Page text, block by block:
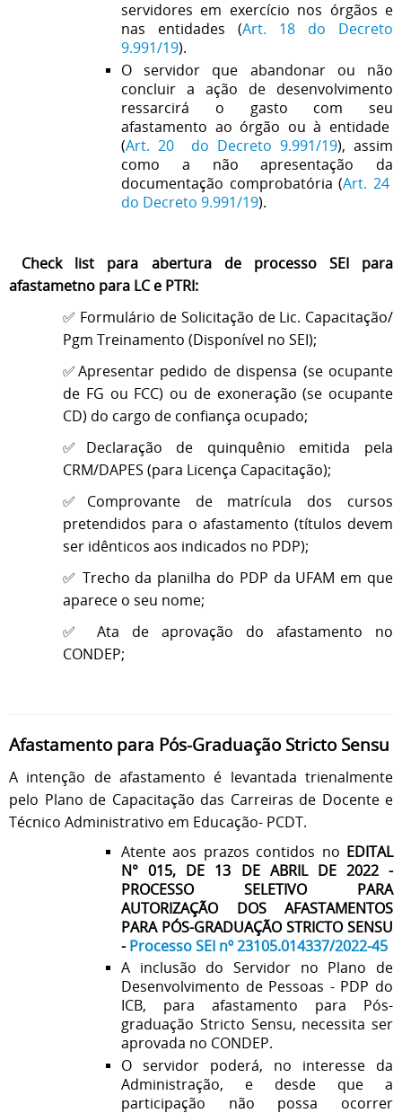
servidores em exercício nos órgãos e
nas entidades (Art. 18 do Decreto
9.991/19).
O servidor que abandonar ou não
concluir a ação de desenvolvimento
ressarcirá o gasto com seu
afastamento ao órgão ou à entidade
(Art. 20 do Decreto 9.991/19), assim
como a não apresentação da
documentação comprobatória (Art. 24
do Decreto 9.991/19).
Check list para abertura de processo SEI para
afastametno para LC e PTRI:
✅ Formulário de Solicitação de Lic. Capacitação/
Pgm Treinamento (Disponível no SEI);
✅Apresentar pedido de dispensa (se ocupante
de FG ou FCC) ou de exoneração (se ocupante
CD) do cargo de confiança ocupado;
✅Declaração de quinquênio emitida pela
CRM/DAPES (para Licença Capacitação);
✅Comprovante de matrícula dos cursos
pretendidos para o afastamento (títulos devem
ser idênticos aos indicados no PDP);
✅ Trecho da planilha do PDP da UFAM em que
aparece o seu nome;
✅ Ata de aprovação do afastamento no
CONDEP;
Afastamento para Pós-Graduação Stricto Sensu
A intenção de afastamento é levantada trienalmente
pelo Plano de Capacitação das Carreiras de Docente e
Técnico Administrativo em Educação- PCDT.
Atente aos prazos contidos no EDITAL
N° 015, DE 13 DE ABRIL DE 2022 -
PROCESSO SELETIVO PARA
AUTORIZAÇÃO DOS AFASTAMENTOS
PARA PÓS-GRADUAÇÃO STRICTO SENSU
-Processo SEI nº 23105.014337/2022-45
A inclusão do Servidor no Plano de
Desenvolvimento de Pessoas - PDP do
ICB, para afastamento para Pós-
graduação Stricto Sensu, necessita ser
aprovada no CONDEP.
O servidor poderá, no interesse da
Administração, e desde que a
participação não possa ocorrer